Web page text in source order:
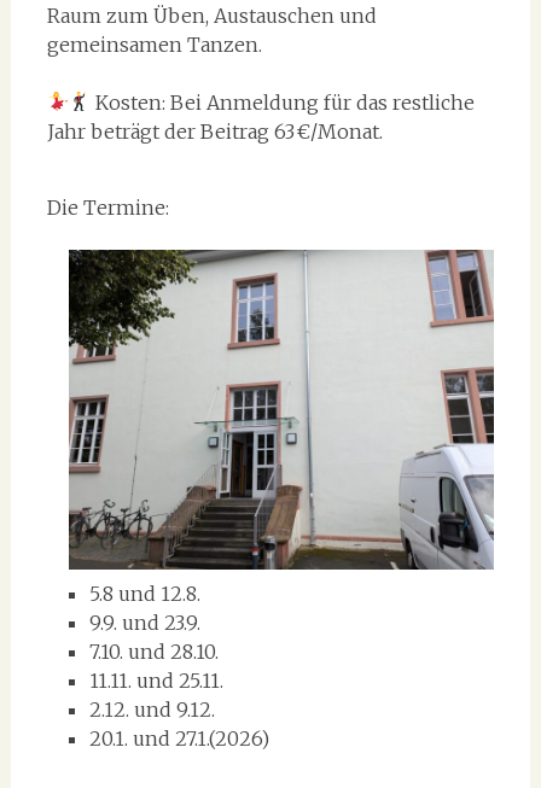
Raum zum Üben, Austauschen und
gemeinsamen Tanzen.
Kosten: Bei Anmeldung für das restliche
Jahr beträgt der Beitrag 63 €/Monat.
Die Termine:
5.8 und 12.8.
9.9. und 23.9.
7.10. und 28.10.
11.11. und 25.11.
2.12. und 9.12.
20.1. und 27.1.(2026)